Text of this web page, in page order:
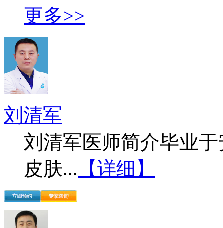
更多>>
刘清军
刘清军医师简介毕业
皮肤... 【详细】